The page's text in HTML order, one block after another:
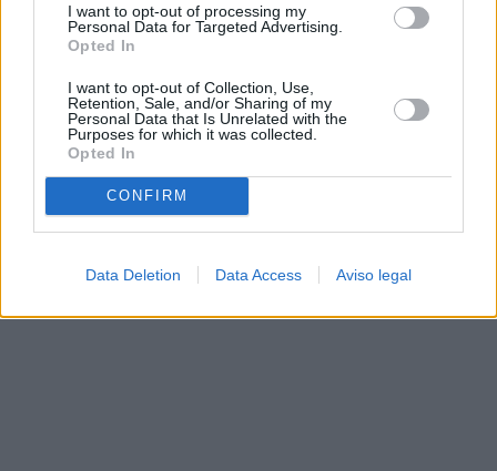
I want to opt-out of processing my
Personal Data for Targeted Advertising.
Opted In
I want to opt-out of Collection, Use,
Retention, Sale, and/or Sharing of my
Personal Data that Is Unrelated with the
Purposes for which it was collected.
Opted In
CONFIRM
Data Deletion Data Access Aviso legal